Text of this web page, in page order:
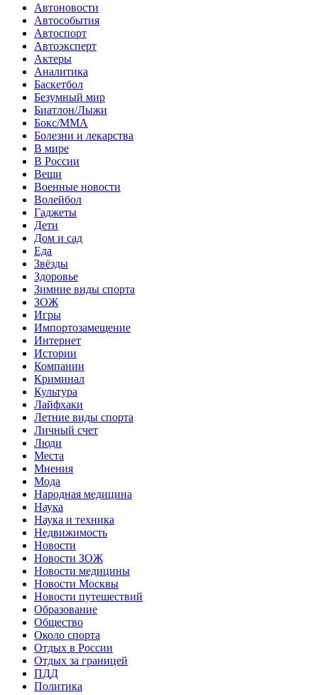
Автоновости
Автособытия
Автоспорт
Автоэксперт
Актеры
Аналитика
Баскетбол
Безумный мир
Биатлон/Лыжи
Бокс/MMA
Болезни и лекарства
В мире
В России
Вещи
Военные новости
Волейбол
Гаджеты
Дети
Дом и сад
Еда
Звёзды
Здоровье
Зимние виды спорта
ЗОЖ
Игры
Импортозамещение
Интернет
Истории
Компании
Криминал
Культура
Лайфхаки
Летние виды спорта
Личный счет
Люди
Места
Мнения
Мода
Народная медицина
Наука
Наука и техника
Недвижимость
Новости
Новости ЗОЖ
Новости медицины
Новости Москвы
Новости путешествий
Образование
Общество
Около спорта
Отдых в России
Отдых за границей
ПДД
Политика